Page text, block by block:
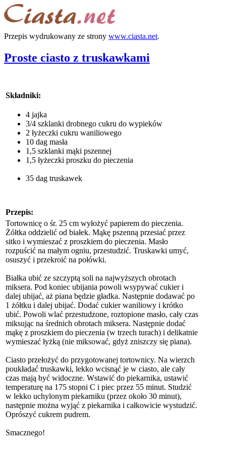
Przepis wydrukowany ze strony www.ciasta.net.
Proste ciasto z truskawkami
Składniki:
4 jajka
3/4 szklanki drobnego cukru do wypieków
2 łyżeczki cukru waniliowego
10 dag masła
1,5 szklanki mąki pszennej
1,5 łyżeczki proszku do pieczenia
35 dag truskawek
Przepis:
Tortownicę o śr. 25 cm wyłożyć papierem do pieczenia.
Żółtka oddzielić od białek. Mąkę pszenną przesiać przez
sitko i wymieszać z proszkiem do pieczenia. Masło
rozpuścić na małym ogniu, przestudzić. Truskawki umyć,
osuszyć i przekroić na połówki.
Białka ubić ze szczyptą soli na najwyższych obrotach
miksera. Pod koniec ubijania powoli wsypywać cukier i
dalej ubijać, aż piana będzie gładka. Następnie dodawać po
1 żółtku i dalej ubijać. Dodać cukier waniliowy i krótko
ubić. Powoli wlać przestudzone, roztopione masło, cały czas
miksując na średnich obrotach miksera. Następnie dodać
mąkę z proszkiem do pieczenia (w trzech turach) i delikatnie
wymieszać łyżką (nie miksować, gdyż zniszczy się piana).
Ciasto przełożyć do przygotowanej tortownicy. Na wierzch
poukładać truskawki, lekko wcisnąć je w ciasto, ale cały
czas mają być widoczne. Wstawić do piekarnika, ustawić
temperaturę na 175 stopni C i piec przez 55 minut. Studzić
w lekko uchylonym piekarniku (przez około 30 minut),
następnie można wyjąć z piekarnika i całkowicie wystudzić.
Oprószyć cukrem pudrem.
Smacznego!